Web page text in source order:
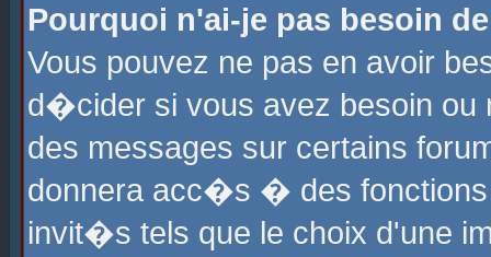
Pourquoi n'ai-je pas besoin
Vous pouvez ne pas en avoir
d�cider si vous avez besoin ou
des messages sur certains
donnera acc�s � des fonctions
invit�s tels que le choix d'une